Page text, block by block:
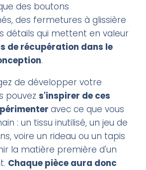
des boutons
des fermetures à glissière
détails qui mettent en valeur
de récupération dans le
.
de développer votre
pouvezs'inspirer de ces
avec ce que vous
: un tissu inutilisé, un jeu de
voire un rideau ou un tapis
la matière première d'un
Chaque pièce aura donc